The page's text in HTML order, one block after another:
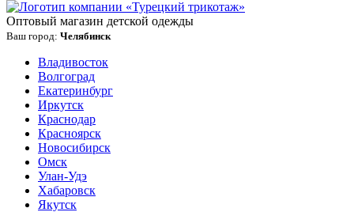
Оптовый магазин детской одежды
Ваш город: Челябинск
Владивосток
Волгоград
Екатеринбург
Иркутск
Краснодар
Красноярск
Новосибирск
Омск
Улан-Удэ
Хабаровск
Якутск